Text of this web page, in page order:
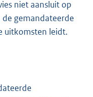
niet aansluit op
gemandateerde
uitkomsten leidt.